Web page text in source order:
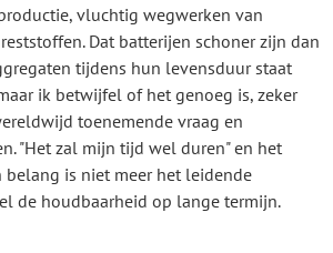
vluchtig wegwerken van
Dat batterijen schoner zijn dan
tijdens hun levensduur staat
ik betwijfel of het genoeg is, zeker
toenemende vraag en
"Het zal mijn tijd wel duren" en het
belang is niet meer het leidende
de houdbaarheid op lange termijn.